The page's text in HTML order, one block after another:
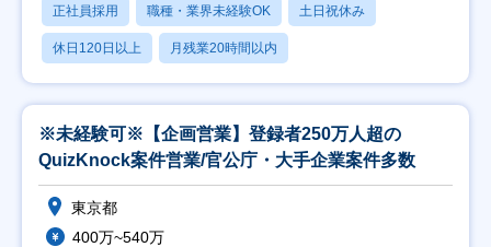
正社員採用 職種・業界未経験OK 土日祝休み
休日120日以上 月残業20時間以内
※未経験可※【企画営業】登録者250万人超の
QuizKnock案件営業/官公庁・大手企業案件多数
東京都
400万~540万